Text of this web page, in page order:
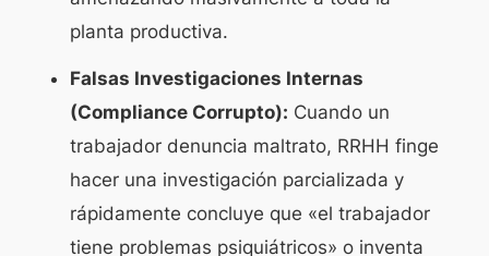
planta productiva.
Falsas Investigaciones Internas
(Compliance Corrupto): Cuando un
trabajador denuncia maltrato, RRHH finge
hacer una investigación parcializada y
rápidamente concluye que «el trabajador
tiene problemas psiquiátricos» o inventa